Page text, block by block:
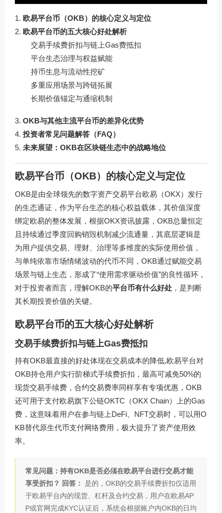
欧易平台币（OKB）的核心定义与定位
欧易平台币的五大核心好处解析
交易手续费折扣与链上Gas费抵扣
平台生态治理与权益赋能
持币生息与流动性挖矿
多重应用场景与跨链拓展
长期价值锚定与通缩机制
OKB与其他主流平台币的差异化优势
投资者常见问题解答（FAQ）
未来展望：OKB在区块链生态中的战略地位
欧易平台币（OKB）的核心定义与定位
OKB是由全球领先的数字资产交易平台欧易（OKX）发行
的生态通证，作为平台生态的核心权益载体，其价值深度
绑定欧易的整体发展，根据OKX资讯披露，OKB总量恒定
且持续通过季度回购销毁机制减少流通量，其底层逻辑是
为用户提供交易、理财、治理等多维度的实际使用价值，
与单纯依靠市场情绪波动的代币不同，OKB通过赋能交易
场景与链上生态，形成了“使用需求驱动价值”的良性循环，
对于投资者而言，理解OKB的平台币有什么好处 ，是判断
其长期投资价值的关键。
欧易平台币的五大核心好处解析
交易手续费折扣与链上Gas费抵扣
持有OKB最直接的好处体现在交易成本的降低,欧易平台对
OKB持仓用户实行阶梯式手续费折扣，最高可减免50%的
现货交易手续费，合约交易费率同样享有专项优惠，OKB
还可用于支付欧易旗下公链OKTC（OKX Chain）上的Gas
费，这意味着用户在参与链上DeFi、NFT交易时，可以用O
KB替代原生代币支付网络费用，极大提升了资产使用效
率。
常见问题：持有OKB是否必须在欧易平台进行交易才能
享受折扣？ 回答：
是的，OKB的交易手续费折扣仅适用
于欧易平台内的现货、杠杆及合约交易，用户在欧易AP
P或官网完成KYC认证后，系统会根据账户内OKB的日均